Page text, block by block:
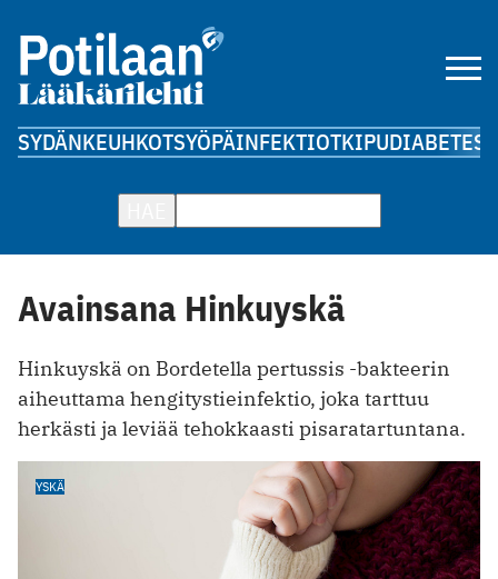
SYDÄNKEUHKOTSYÖPÄINFEKTIOTKIPUDIABETES
Avainsana Hinkuyskä
Hinkuyskä on Bordetella pertussis -bakteerin
aiheuttama hengitystieinfektio, joka tarttuu
herkästi ja leviää tehokkaasti pisaratartuntana.
YSKÄ